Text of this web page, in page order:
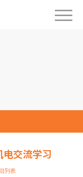
交流学习
列表